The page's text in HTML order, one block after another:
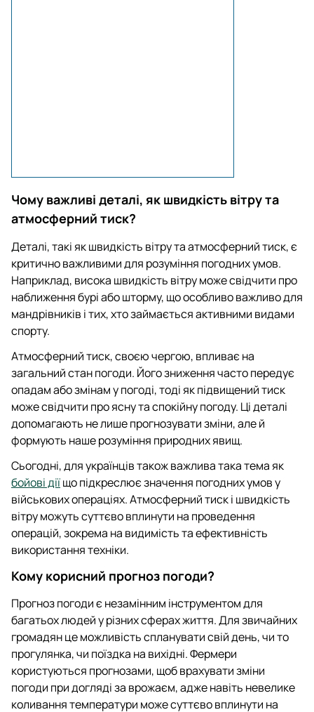
Чому важливі деталі, як швидкість вітру та
атмосферний тиск?
Деталі, такі як швидкість вітру та атмосферний тиск, є
критично важливими для розуміння погодних умов.
Наприклад, висока швидкість вітру може свідчити про
наближення бурі або шторму, що особливо важливо для
мандрівників і тих, хто займається активними видами
спорту.
Атмосферний тиск, своєю чергою, впливає на
загальний стан погоди. Його зниження часто передує
опадам або змінам у погоді, тоді як підвищений тиск
може свідчити про ясну та спокійну погоду. Ці деталі
допомагають не лише прогнозувати зміни, але й
формують наше розуміння природних явищ.
Сьогодні, для українців також важлива така тема як
бойові діїщо підкреслює значення погодних умов у
військових операціях. Атмосферний тиск і швидкість
вітру можуть суттєво вплинути на проведення
операцій, зокрема на видимість та ефективність
використання техніки.
Кому корисний прогноз погоди?
Прогноз погоди є незамінним інструментом для
багатьох людей у різних сферах життя. Для звичайних
громадян це можливість спланувати свій день, чи то
прогулянка, чи поїздка на вихідні. Фермери
користуються прогнозами, щоб врахувати зміни
погоди при догляді за врожаєм, адже навіть невелике
коливання температури може суттєво вплинути на